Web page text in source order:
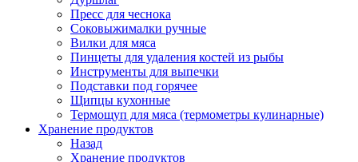
Пресс для чеснока
Соковыжималки ручные
Вилки для мяса
Пинцеты для удаления костей из рыбы
Инструменты для выпечки
Подставки под горячее
Щипцы кухонные
Термощуп для мяса (термометры кулинарные)
Хранение продуктов
Назад
Хранение продуктов